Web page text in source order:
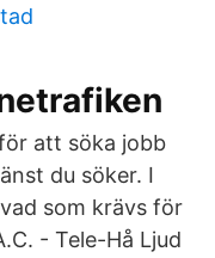
att söka jobb
du söker. I
som krävs för
- Tele-Hå Ljud